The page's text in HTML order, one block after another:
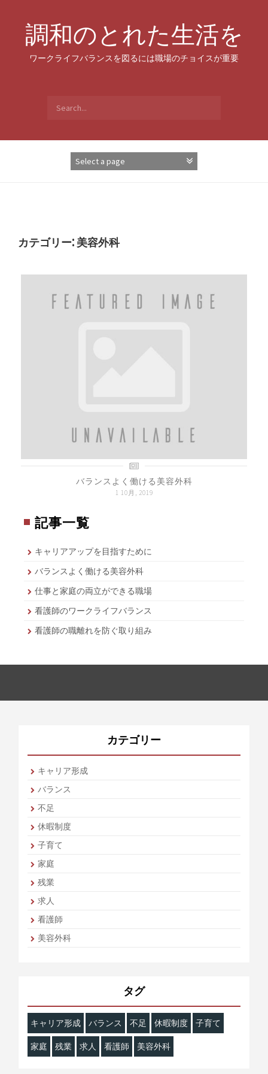
content調和のとれた生活を
ワークライフバランスを図るには職場のチョイスが重要
for:
カテゴリー: 美容外科
バランスよく働ける美容外科
1 10月, 2019
記事一覧
キャリアアップを目指すために
バランスよく働ける美容外科
仕事と家庭の両立ができる職場
看護師のワークライフバランス
看護師の職離れを防ぐ取り組み
カテゴリー
キャリア形成
バランス
不足
休暇制度
子育て
家庭
残業
求人
看護師
美容外科
タグ
キャリア形成 バランス 不足 休暇制度 子育て
家庭 残業 求人 看護師 美容外科